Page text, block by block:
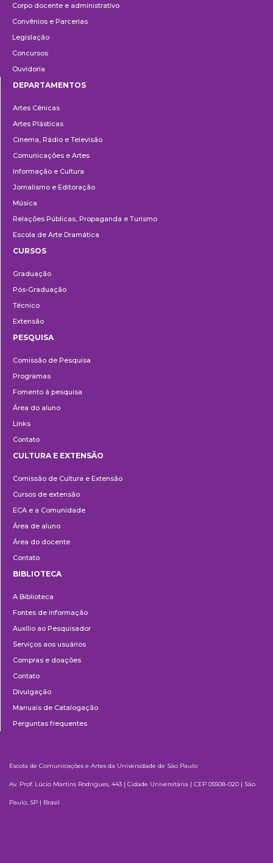
Corpo docente e administrativo
Convênios e Parcerias
Legislação
Concursos
Ouvidoria
DEPARTAMENTOS
Artes Cênicas
Artes Plásticas
Cinema, Rádio e Televisão
Comunicações e Artes
Informação e Cultura
Jornalismo e Editoração
Música
Relações Públicas, Propaganda e Turismo
Escola de Arte Dramática
CURSOS
Graduação
Pós-Graduação
Técnico
Extensão
PESQUISA
Comissão de Pesquisa
Programas
Fomento à pesquisa
Área do aluno
Links
Contato
e
Extensão
CULTURA E EXTENSÃO
Comissão de Cultura e Extensão
Cursos de extensão
ECA e a Comunidade
Área de aluno
Área do docente
Contato
BIBLIOTECA
A Biblioteca
Fontes de informação
Auxílio ao Pesquisador
Serviços aos usuários
Compras e doações
Contato
Divulgação
Manuais de Catalogação
Perguntas frequentes
Escola de Comunicações e Artes da Universidade de São Paulo
Av. Prof. Lúcio Martins Rodrigues, 443 | Cidade Universitária | CEP 05508-020 | São
Paulo, SP | Brasil